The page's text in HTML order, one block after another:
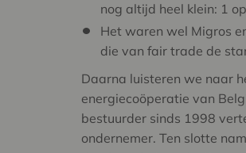
nog altijd heel klein: 1
Het waren wel Migros
die van fair trade de
Daarna luisteren we naar
energiecoöperatie van
bestuurder sinds 1998
ondernemer. Ten slotte nam